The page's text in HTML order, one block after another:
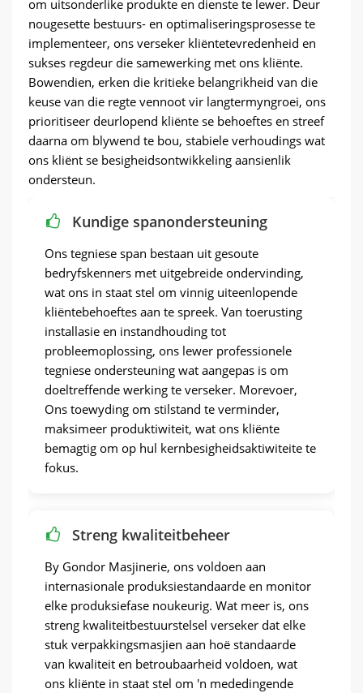
verpakkingsbehoeftes van verskeie produkte
voldoen.
materiaal verpakkingsbehoeftes.
om uitsonderlike produkte en dienste te lewer. Deur
nougesette bestuurs- en optimaliseringsprosesse te
implementeer, ons verseker kliëntetevredenheid en
sukses regdeur die samewerking met ons kliënte.
Bowendien, erken die kritieke belangrikheid van die
keuse van die regte vennoot vir langtermyngroei, ons
prioritiseer deurlopend kliënte se behoeftes en streef
daarna om blywend te bou, stabiele verhoudings wat
ons kliënt se besigheidsontwikkeling aansienlik
ondersteun.
Kundige spanondersteuning
Ons tegniese span bestaan ​​uit gesoute
bedryfskenners met uitgebreide ondervinding,
wat ons in staat stel om vinnig uiteenlopende
kliëntebehoeftes aan te spreek. Van toerusting
installasie en instandhouding tot
probleemoplossing, ons lewer professionele
tegniese ondersteuning wat aangepas is om
doeltreffende werking te verseker. Morevoer,
Ons toewyding om stilstand te verminder,
maksimeer produktiwiteit, wat ons kliënte
bemagtig om op hul kernbesigheidsaktiwiteite te
fokus.
Streng kwaliteitbeheer
By Gondor Masjinerie, ons voldoen aan
internasionale produksiestandaarde en monitor
elke produksiefase noukeurig. Wat meer is, ons
streng kwaliteitbestuurstelsel verseker dat elke
stuk verpakkingsmasjien aan hoë standaarde
van kwaliteit en betroubaarheid voldoen, wat
ons kliënte in staat stel om 'n mededingende